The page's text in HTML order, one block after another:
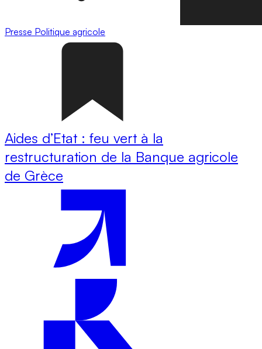
Presse Politique agricole
Aides d’Etat : feu vert à la
restructuration de la Banque agricole
de Grèce